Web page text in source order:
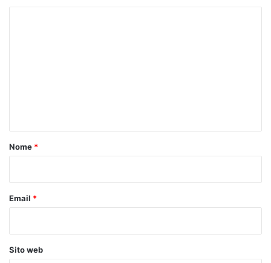
o
Nome *
Email *
Sito web